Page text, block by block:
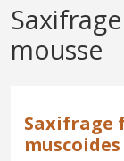
mousse
Saxifrage